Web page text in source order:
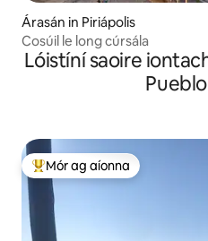
Árasán in Piriápolis
Cosúil le long cúrsála
Lóistíní saoire
An-mhór ag aíonna
Mór ag aíonna